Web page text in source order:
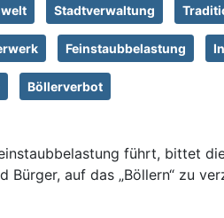
Stadtverwaltung
Feinstaubbelastung
Böllerverbot
führt, bittet
auf das „Böllern“ zu